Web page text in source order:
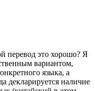
перевод это хорошо? Я
вариантом,
языка, а
декларируется наличие